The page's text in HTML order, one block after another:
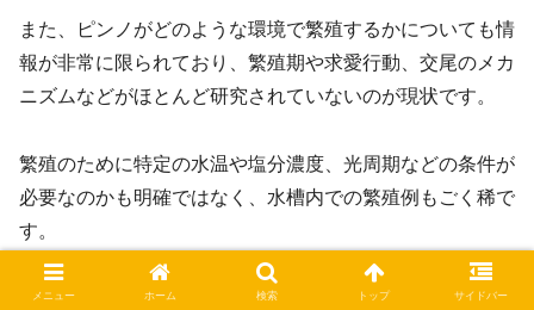
また、ピンノがどのような環境で繁殖するかについても情
報が非常に限られており、繁殖期や求愛行動、交尾のメカ
ニズムなどがほとんど研究されていないのが現状です。
繁殖のために特定の水温や塩分濃度、光周期などの条件が
必要なのかも明確ではなく、水槽内での繁殖例もごく稀で
す。
一部の飼育例では、共生する貝の中で抱卵しているメスの
メニュー ホーム 検索 トップ サイドバー